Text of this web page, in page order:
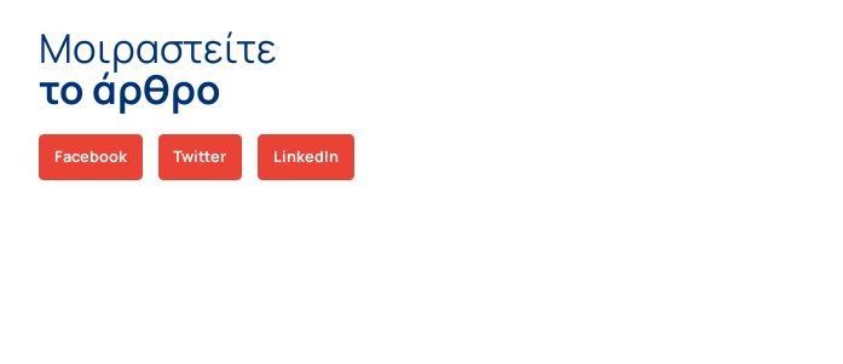
Μοιραστείτε
το άρθρο
Facebook Twitter LinkedIn